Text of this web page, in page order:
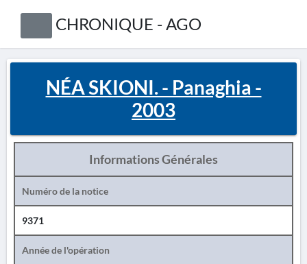
CHRONIQUE - AGO
NÉA SKIONI. - Panaghia -
2003
Informations Générales
Numéro de la notice
9371
Année de l'opération